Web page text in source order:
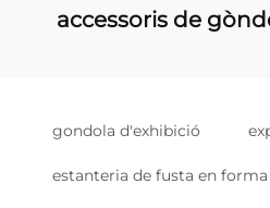
accessoris de
gondola d'exhibició
estanteria de fusta en